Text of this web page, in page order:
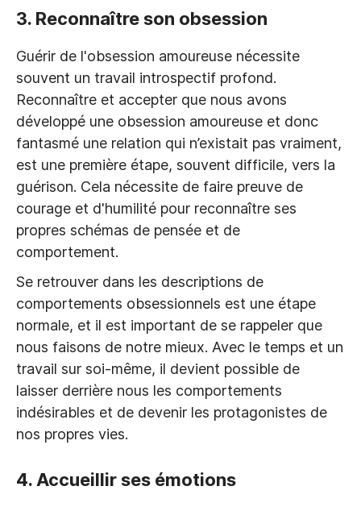
3. Reconnaître son obsession
Guérir de l'obsession amoureuse nécessite
souvent un travail introspectif profond.
Reconnaître et accepter que nous avons
développé une obsession amoureuse et donc
fantasmé une relation qui n’existait pas vraiment,
est une première étape, souvent difficile, vers la
guérison. Cela nécessite de faire preuve de
courage et d'humilité pour reconnaître ses
propres schémas de pensée et de
comportement.
Se retrouver dans les descriptions de
comportements obsessionnels est une étape
normale, et il est important de se rappeler que
nous faisons de notre mieux. Avec le temps et un
travail sur soi-même, il devient possible de
laisser derrière nous les comportements
indésirables et de devenir les protagonistes de
nos propres vies.
4. Accueillir ses émotions